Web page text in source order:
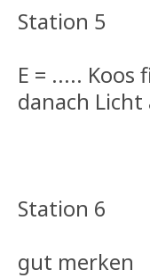
Station 5
E = .....
danach Licht
Station 6
gut merken